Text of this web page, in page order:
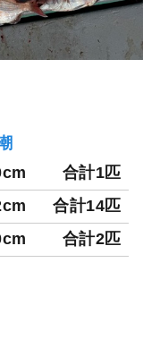
合計1匹
合計14匹
合計2匹